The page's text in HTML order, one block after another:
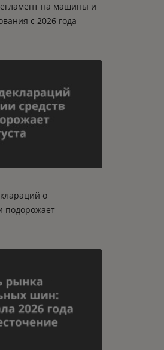
на машины и
с 2026 года
о
подорожает